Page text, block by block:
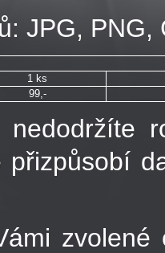
JPG, PNG,
1 ks
99,-
přizpůsobí